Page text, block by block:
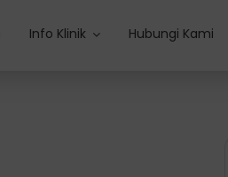
Info Klinik Hubungi Kami